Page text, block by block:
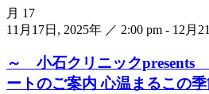
月 17
11月17日, 2025年 ／ 2:00 pm - 12月
～ 小石クリニックpresents
ートのご案内 心温まるこの